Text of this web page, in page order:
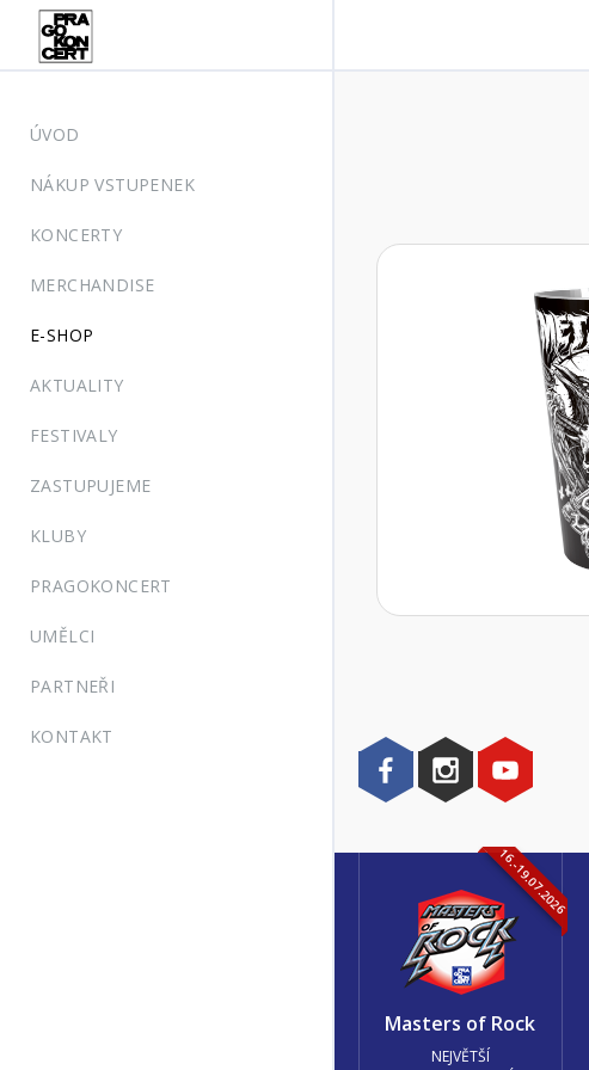
ÚVOD
NÁKUP VSTUPENEK
KONCERTY
MERCHANDISE
E-SHOP
AKTUALITY
FESTIVALY
ZASTUPUJEME
KLUBY
PRAGOKONCERT
UMĚLCI
PARTNEŘI
KONTAKT
16.-19.07.2026
Masters of Rock
NEJVĚTŠÍ